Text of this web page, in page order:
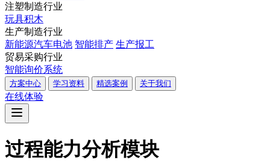
注塑制造行业
玩具积木
生产制造行业
新能源汽车电池 智能排产 生产报工
贸易采购行业
智能询价系统
方案中心 学习资料 精选案例 关于我们
在线体验
过程能力分析模块